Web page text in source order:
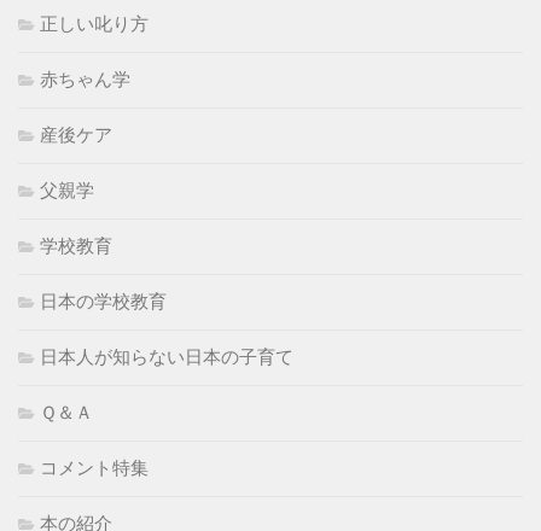
正しい叱り方
赤ちゃん学
産後ケア
父親学
学校教育
日本の学校教育
日本人が知らない日本の子育て
Ｑ＆Ａ
コメント特集
本の紹介